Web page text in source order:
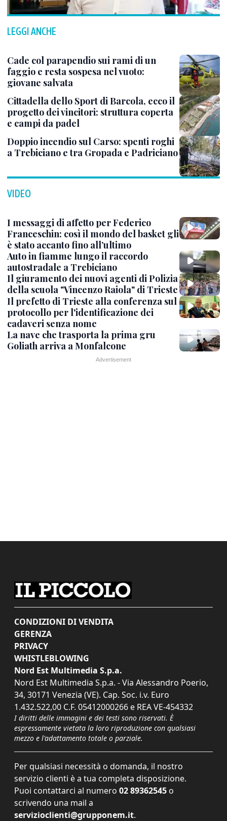
LEGGI ANCHE
Cade col parapendio sui rami di un
faggio e resta sospesa nel vuoto:
giovane salvata
Cittadella dello Sport di Barcola, ecco il
progetto dei vincitori: struttura coperta
e campi da padel
Doppio incendio sul Carso: spenti roghi
a Trebiciano e tra Gropada e Padriciano
VIDEO
I messaggi di affetto per Federico
Franceschin: così il mondo del basket gli
è stato accanto fino all’ultimo
Auto in fiamme lungo il raccordo
autostradale a Trebiciano
Il giuramento dei nuovi agenti di Polizia
della scuola "Vincenzo Raiola" di Trieste
Il prefetto di Trieste alla conferenza sul
protocollo per l'identificazione dei
cadaveri senza nome
La nave che trasporta la prima gru
Goliath arriva a Monfalcone
CONDIZIONI DI VENDITA
GERENZA
PRIVACY
WHISTLEBLOWING
Nord Est Multimedia S.p.a.
Nord Est Multimedia S.p.a. - Via Alessandro Poerio,
34, 30171 Venezia (VE). Cap. Soc. i.v. Euro
1.432.522,00 C.F. 05412000266 e REA VE-454332
I diritti delle immagini e dei testi sono riservati. È
espressamente vietata la loro riproduzione con qualsiasi
mezzo e l'adattamento totale o parziale.
Per qualsiasi necessità o domanda, il nostro
servizio clienti è a tua completa disposizione.
Puoi contattarci al numero 02 89362545 o
scrivendo una mail a
servizioclienti@grupponem.it.